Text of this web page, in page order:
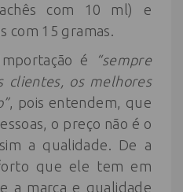
com 10 ml) e
com 15 gramas.
é
“sempre
clientes, os melhores
, pois entendem, que
o preço não é o
a qualidade. De a
que ele tem em
a marca e qualidade